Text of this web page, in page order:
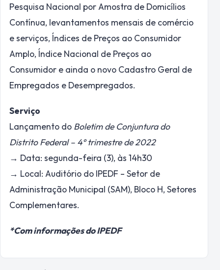
Pesquisa Nacional por Amostra de Domicílios
Contínua, levantamentos mensais de comércio
e serviços, Índices de Preços ao Consumidor
Amplo, Índice Nacional de Preços ao
Consumidor e ainda o novo Cadastro Geral de
Empregados e Desempregados.
Serviço
Lançamento do Boletim de Conjuntura do
Distrito Federal – 4º trimestre de 2022
→ Data: segunda-feira (3), às 14h30
→ Local: Auditório do IPEDF – Setor de
Administração Municipal (SAM), Bloco H, Setores
Complementares.
*Com informações do IPEDF